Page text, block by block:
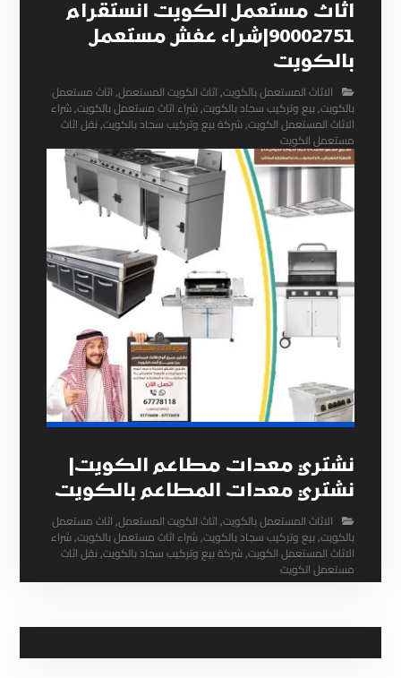
اثاث مستعمل الكويت انستقرام
90002751|شراء عفش مستعمل
بالكويت
الاثاث المستعمل بالكويت,اثاث الكويت المستعمل,اثاث مستعمل
بالكويت,بيع وتركيب سجاد بالكويت,شراء اثاث مستعمل بالكويت,شراء
الاثاث المستعمل الكويت,شركة بيع وتركيب سجاد بالكويت,نقل اثاث
مستعمل الكويت
نشتري معدات مطاعم الكويت|
نشتري معدات المطاعم بالكويت
الاثاث المستعمل بالكويت,اثاث الكويت المستعمل,اثاث مستعمل
بالكويت,بيع وتركيب سجاد بالكويت,شراء اثاث مستعمل بالكويت,شراء
الاثاث المستعمل الكويت,شركة بيع وتركيب سجاد بالكويت,نقل اثاث
مستعمل الكويت